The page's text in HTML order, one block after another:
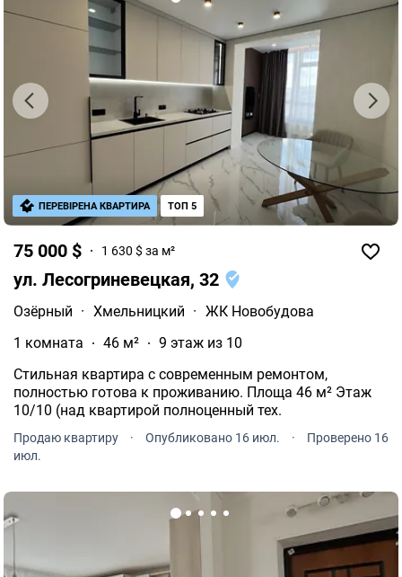
75 000 $ 1 630 $ за м²
ул. Лесогриневецкая, 32
Озёрный · Хмельницкий · ЖК Новобудова
1 комната
46 м²
9 этаж из 10
Стильная квартира с современным ремонтом,
полностью готова к проживанию. Площа 46 м² Этаж
10/10 (над квартирой полноценный тех.
Продаю квартиру · Опубликовано 16 июл. ·
Проверено 16
июл.
ПЕРЕВІРЕНА КВАРТИРА ТОП 5